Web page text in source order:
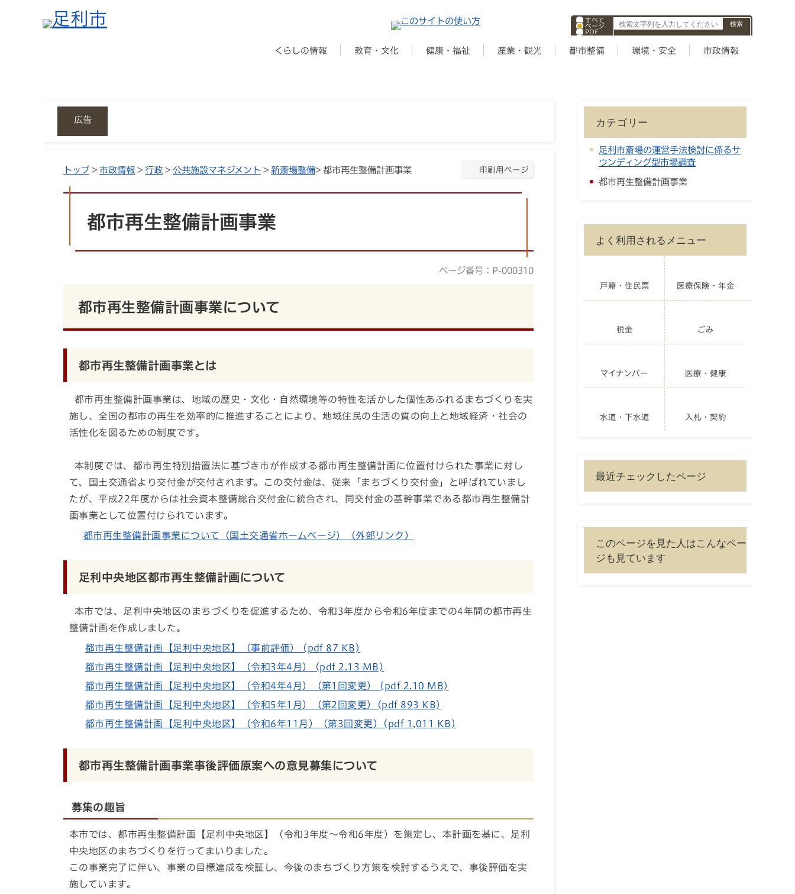
すべて
ページ
PDF
ID
くらしの情報 教育・文化 健康・福祉 産業・観光 都市整備 環境・安全 市政情報
広告
印刷用ページ
トップ> 市政情報 > 行政 > 公共施設マネジメント > 新斎場整備> 都市再生整備計画事業
都市再生整備計画事業
ページ番号：P-000310
都市再生整備計画事業について
都市再生整備計画事業とは
都市再生整備計画事業は、地域の歴史・文化・自然環境等の特性を活かした個性あふれるまちづくりを実
施し、全国の都市の再生を効率的に推進することにより、地域住民の生活の質の向上と地域経済・社会の
活性化を図るための制度です。
本制度では、都市再生特別措置法に基づき市が作成する都市再生整備計画に位置付けられた事業に対し
て、国土交通省より交付金が交付されます。この交付金は、従来「まちづくり交付金」と呼ばれていまし
たが、平成22年度からは社会資本整備総合交付金に統合され、同交付金の基幹事業である都市再生整備計
画事業として位置付けられています。
都市再生整備計画事業について（国土交通省ホームページ）（外部リンク）
足利中央地区都市再生整備計画について
本市では、足利中央地区のまちづくりを促進するため、令和3年度から令和6年度までの4年間の都市再生
整備計画を作成しました。
都市再生整備計画【足利中央地区】（事前評価） (pdf 87 KB)
都市再生整備計画【足利中央地区】（令和3年4月） (pdf 2.13 MB)
都市再生整備計画【足利中央地区】（令和4年4月）（第1回変更） (pdf 2.10 MB)
都市再生整備計画【足利中央地区】（令和5年1月）（第2回変更）(pdf 893 KB)
都市再生整備計画【足利中央地区】（令和6年11月）（第3回変更）(pdf 1,011 KB)
都市再生整備計画事業事後評価原案への意見募集について
募集の趣旨
本市では、都市再生整備計画【足利中央地区】（令和3年度～令和6年度）を策定し、本計画を基に、足利
中央地区のまちづくりを行ってまいりました。
この事業完了に伴い、事業の目標達成を検証し、今後のまちづくり方策を検討するうえで、事後評価を実
施しています。
カテゴリー
足利市斎場の運営手法検討に係るサ
ウンディング型市場調査
都市再生整備計画事業
よく利用されるメニュー
戸籍・住民票 医療保険・年金
税金 ごみ
マイナンバー 医療・健康
水道・下水道 入札・契約
最近チェックしたページ
このページを見た人はこんなペー
ジも見ています